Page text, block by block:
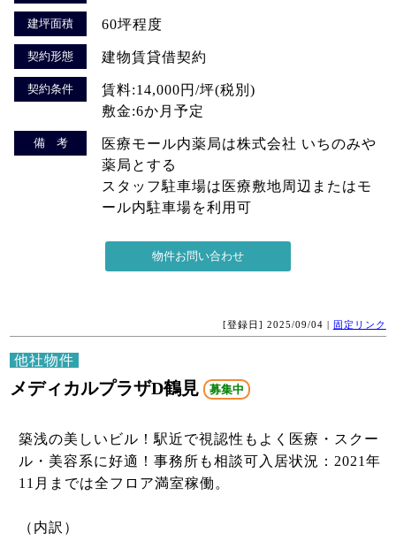
建坪面積 60坪程度
契約形態 建物賃貸借契約
契約条件
賃料:14,000円/坪(税別)
敷金:6か月予定
備 考
医療モール内薬局は株式会社 いちのみや
薬局とする
スタッフ駐車場は医療敷地周辺またはモ
ール内駐車場を利用可
[登録日] 2025/09/04 | 固定リンク
他社物件
メディカルプラザD鶴見 募集中
築浅の美しいビル！駅近で視認性もよく医療・スクー
ル・美容系に好適！事務所も相談可入居状況：2021年
11月までは全フロア満室稼働。
（内訳）